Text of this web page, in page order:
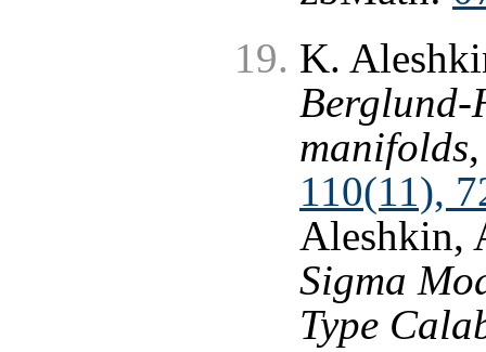
K.
Berglund-
manifolds
110(11),
Aleshkin,
Sigma
Type